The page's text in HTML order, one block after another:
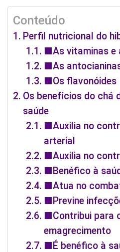
Conteúdo
Perfil nutricional do
■As vitaminas e
■As
■Os flavonóides
Os benefícios do chá
saúde
■Auxilia no
arterial
■Auxilia no
■Benéfico à
■Atua no
■Previne
■Contribui para
emagrecimento
■É benéfico à